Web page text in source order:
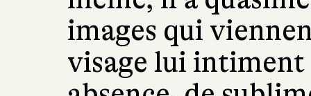
images qui
visage lui intiment